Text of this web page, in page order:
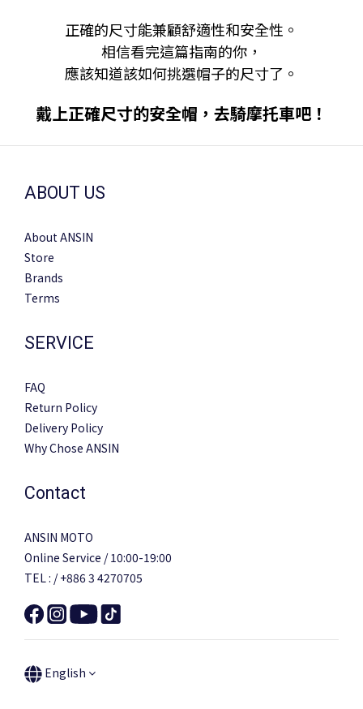
正確的尺寸能兼顧舒適性和安全性。
相信看完這篇指南的你，
應該知道該如何挑選帽子的尺寸了。
戴上正確尺寸的安全帽，去騎摩托車吧！
ABOUT US
About ANSIN
Store
Brands
Terms
SERVICE
FAQ
Return Policy
Delivery Policy
Why Chose ANSIN
Contact
ANSIN MOTO
Online Service / 10:00-19:00
TEL : / +886 3 4270705
English